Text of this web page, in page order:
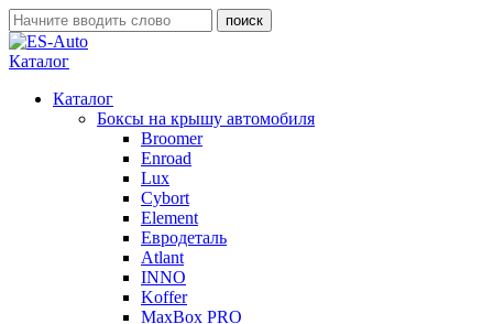
Каталог
Каталог
Боксы на крышу автомобиля
Broomer
Enroad
Lux
Cybort
Element
Евродеталь
Atlant
INNO
Koffer
MaxBox PRO